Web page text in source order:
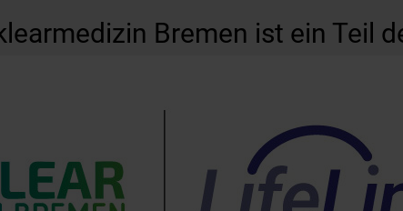
Zentrum für
Schwachhauser
Therapien – ambulant
Leidenschaft: Dank
High-End-Diagnostik,
Bremen ist ein Teil